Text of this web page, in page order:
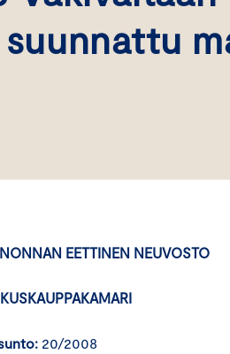
EETTINEN NEUVOSTO
20/2008